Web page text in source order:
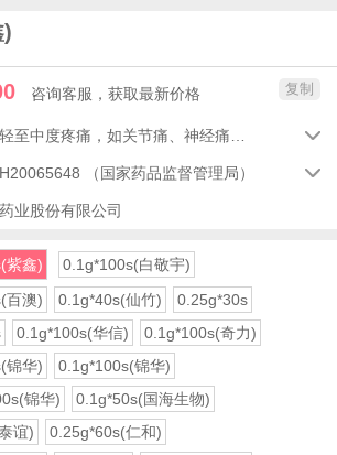
咨询客服，获取最新价格 复制

（国家药品监督管理局） 
业股份有限公司
紫鑫)
0.1g*100s(白敬宇)
百澳)
0.1g*40s(仙竹)
0.25g*30s
0.1g*100s(华信)
0.1g*100s(奇力)
锦华)
0.1g*100s(锦华)
锦华)
0.1g*50s(国海生物)
谊)
0.25g*60s(仁和)